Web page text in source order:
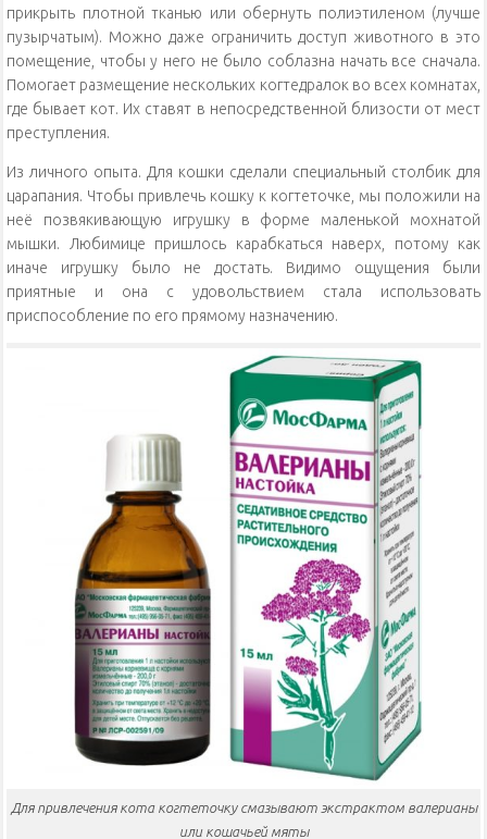
прикрыть плотной тканью или обернуть полиэтиленом (лучше
пузырчатым). Можно даже ограничить доступ животного в это
помещение, чтобы у него не было соблазна начать все сначала.
Помогает размещение нескольких когтедралок во всех комнатах,
где бывает кот. Их ставят в непосредственной близости от мест
преступления.
Из личного опыта. Для кошки сделали специальный столбик для
царапания. Чтобы привлечь кошку к когтеточке, мы положили на
неё позвякивающую игрушку в форме маленькой мохнатой
мышки. Любимице пришлось карабкаться наверх, потому как
иначе игрушку было не достать. Видимо ощущения были
приятные и она с удовольствием стала использовать
приспособление по его прямому назначению.
Для привлечения кота когтеточку смазывают экстрактом валерианы
или кошачьей мяты